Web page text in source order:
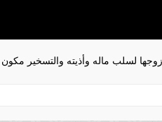
لسلب ماله وأذيته والتسخير مكون